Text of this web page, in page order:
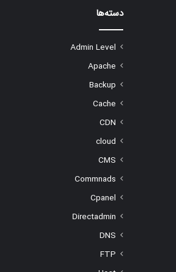
دسته‌ها
Admin Level
Apache
Backup
Cache
CDN
cloud
CMS
Commnads
Cpanel
Directadmin
DNS
FTP